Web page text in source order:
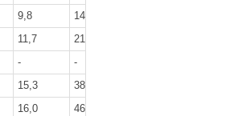
9,8
144,0
11,7
218,0
-
-
15,3
385,0
16,0
466,0